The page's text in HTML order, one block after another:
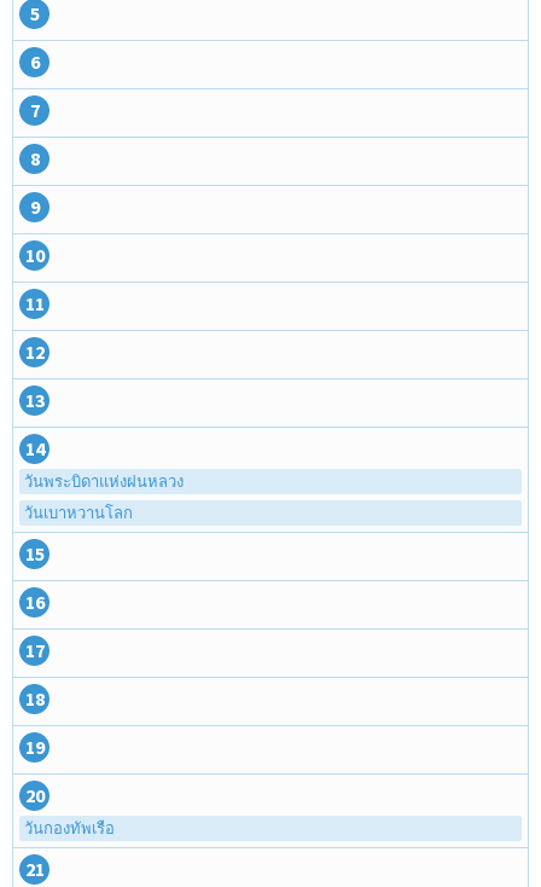
5
6
7
8
9
10
11
12
13
14
วันพระบิดาแห่งฝนหลวง
วันเบาหวานโลก
15
16
17
18
19
20
วันกองทัพเรือ
21